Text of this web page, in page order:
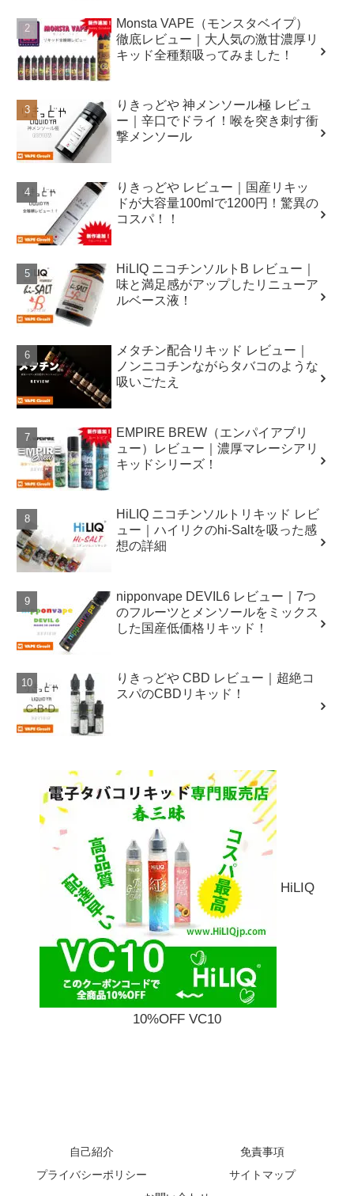
Monsta VAPE（モンスタベイプ）
徹底レビュー｜大人気の激甘濃厚リ
キッド全種類吸ってみました！
りきっどや 神メンソール極 レビュ
ー｜辛口でドライ！喉を突き刺す衝
撃メンソール
りきっどや レビュー｜国産リキッ
ドが大容量100mlで1200円！驚異の
コスパ！！
HiLIQ ニコチンソルトB レビュー｜
味と満足感がアップしたリニューア
ルベース液！
メタチン配合リキッド レビュー｜
ノンニコチンながらタバコのような
吸いごたえ
EMPIRE BREW（エンパイアブリ
ュー）レビュー｜濃厚マレーシアリ
キッドシリーズ！
HiLIQ ニコチンソルトリキッド レビ
ュー｜ハイリクのhi-Saltを吸った感
想の詳細
nipponvape DEVIL6 レビュー｜7つ
のフルーツとメンソールをミックス
した国産低価格リキッド！
りきっどや CBD レビュー｜超絶コ
スパのCBDリキッド！
HiLIQ
10%OFF VC10
自己紹介
免責事項
プライバシーポリシー
サイトマップ